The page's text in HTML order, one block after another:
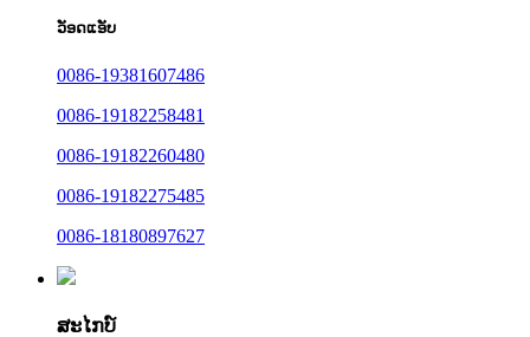
ວັອດແອັບ
0086-19381607486
0086-19182258481
0086-19182260480
0086-19182275485
0086-18180897627
ສະໄກບ໌